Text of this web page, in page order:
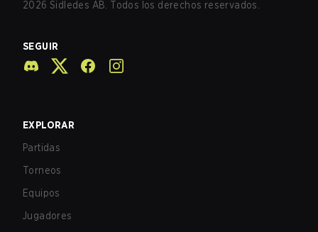
2026 Sidledes AB. Todos los derechos reservados.
SEGUIR
EXPLORAR
Partidas
Torneos
Equipos
Jugadores